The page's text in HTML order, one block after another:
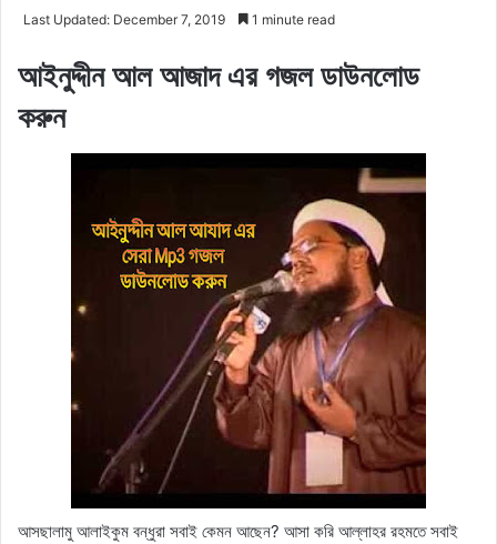
Last Updated: December 7, 2019 1 minute read
আইনুদ্দীন আল আজাদ এর গজল ডাউনলোড
করুন
আসছালামু আলাইকুম বন্ধুরা সবাই কেমন আছেন? আসা করি আল্লাহর রহমতে সবাই